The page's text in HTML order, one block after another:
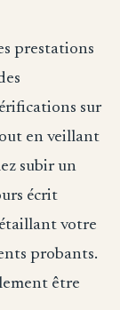
prestations
sur
en veillant
subir un
écrit
votre
probants.
être